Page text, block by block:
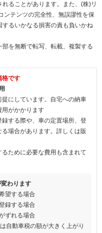
ることがあります。また、(株)リ
ンテンツの完全性、無誤謬性を保
るいかなる損害の責も負いかね
を無断で転写、転載、複製する
格です
にしています。自宅への納車
用がかかります
する際や、車の定置場所、登
場合があります。詳しくは販
ために必要な費用も含まれて
変わります
望する場合
録する場合
ずれる場合
自動車税の額が大きく上がり